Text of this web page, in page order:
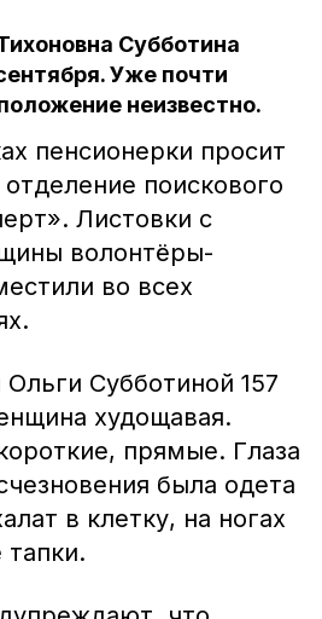
Субботина
Уже почти
неизвестно.
пенсионерки просит
поискового
Листовки с
волонтёры-
во всех
Субботиной 157
худощавая.
прямые. Глаза
была одета
в клетку, на ногах